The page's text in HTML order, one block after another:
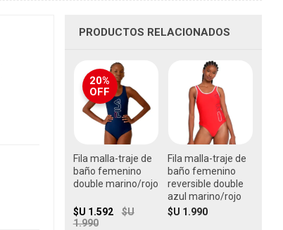
PRODUCTOS RELACIONADOS
20%
OFF
Fila malla-traje de
baño femenino
double marino/rojo
$U 1.592
$U
1.990
Fila malla-traje de
baño femenino
reversible double
azul marino/rojo
$U 1.990